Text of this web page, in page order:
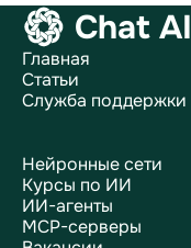
Chat AI
Главная
Статьи
Служба поддержки
Нейронные сети
Курсы по ИИ
ИИ-агенты
MCP-серверы